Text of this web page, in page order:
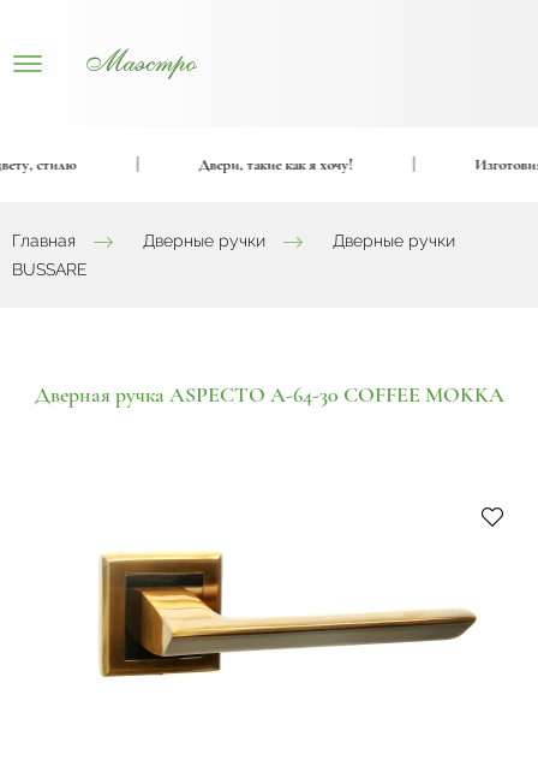
стилю Двери, такие как я хочу!
Главная Дверные ручки
Дверные ручки
BUSSARE
Дверная ручка ASPECTO A-64-30 COFFEE MOKKA